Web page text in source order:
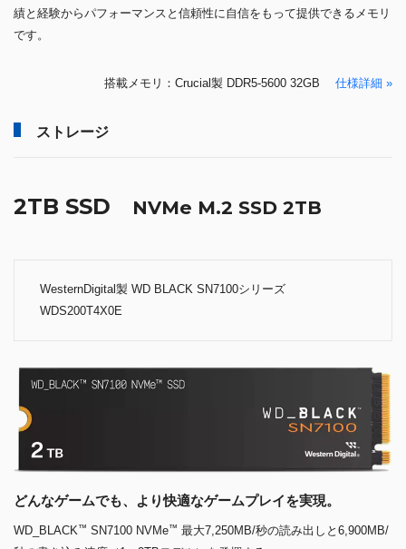
績と経験からパフォーマンスと信頼性に自信をもって提供できるメモリ
です。
搭載メモリ：Crucial製 DDR5-5600 32GB 仕様詳細 »
ストレージ
2TB SSD NVMe M.2 SSD 2TB
WesternDigital製 WD BLACK SN7100シリーズ
WDS200T4X0E
どんなゲームでも、より快適なゲームプレイを実現。
WD_BLACK™ SN7100 NVMe™ 最大7,250MB/秒の読み出しと6,900MB/